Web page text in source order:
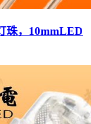
珠，10mmLED